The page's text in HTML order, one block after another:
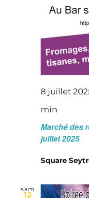
8 juillet
min
Marché des
juillet 2025
Square
sam
12